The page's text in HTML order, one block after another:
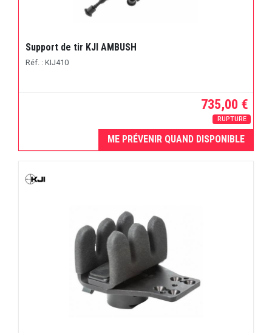
Support de tir KJI AMBUSH
Réf. : KIJ410
735,00 €
RUPTURE
ME PRÉVENIR QUAND DISPONIBLE